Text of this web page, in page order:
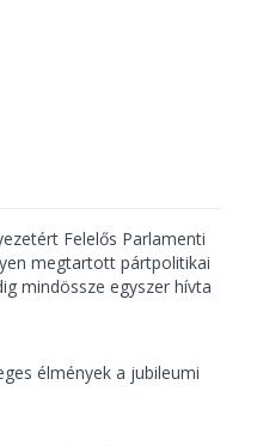
Felelős Parlamenti
megtartott pártpolitikai
mindössze egyszer hívta
élmények a jubileumi